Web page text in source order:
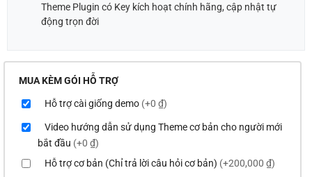
Theme Plugin có Key kích hoạt chính hãng, cập nhật tự
động trọn đời
MUA KÈM GÓI HỖ TRỢ
Hỗ trợ cài giống demo (+0 ₫)
Video hướng dẫn sử dụng Theme cơ bản cho người mới
bắt đầu (+0 ₫)
Hỗ trợ cơ bản (Chỉ trả lời câu hỏi cơ bản) (+200,000 ₫)